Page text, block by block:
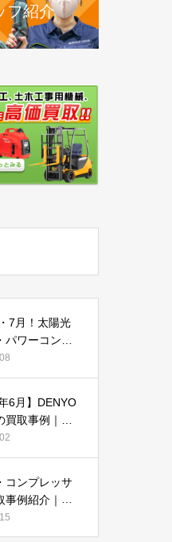
フ紹介
7月！太陽光
パワーコンデ
ーの買取・無
引き取り強化
6月】DENYO
買取事例｜錆
障品・大型発
取しました
コンプレッサ
事例紹介｜DE
を2026
取強化中